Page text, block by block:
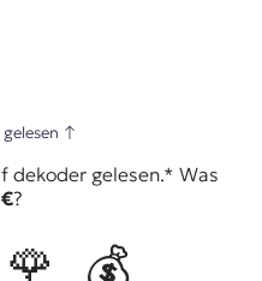
↑
dekoder gelesen.* Was
?
🌹
💰